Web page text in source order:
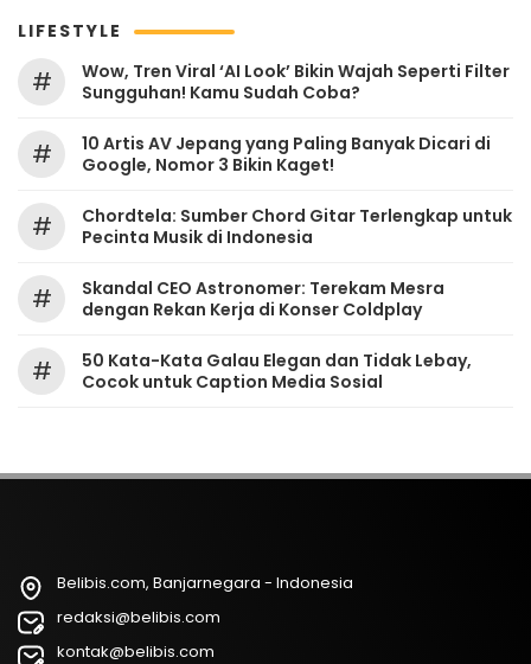
LIFESTYLE
#
Wow, Tren Viral ‘AI Look’ Bikin Wajah Seperti Filter
Sungguhan! Kamu Sudah Coba?
#
10 Artis AV Jepang yang Paling Banyak Dicari di
Google, Nomor 3 Bikin Kaget!
#
Chordtela: Sumber Chord Gitar Terlengkap untuk
Pecinta Musik di Indonesia
#
Skandal CEO Astronomer: Terekam Mesra
dengan Rekan Kerja di Konser Coldplay
#
50 Kata-Kata Galau Elegan dan Tidak Lebay,
Cocok untuk Caption Media Sosial
Belibis.com, Banjarnegara - Indonesia
redaksi@belibis.com
kontak@belibis.com